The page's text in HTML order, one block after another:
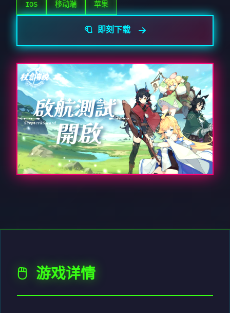
IOS 移动端 苹果
🧻 即刻下载
🖱️ 游戏详情